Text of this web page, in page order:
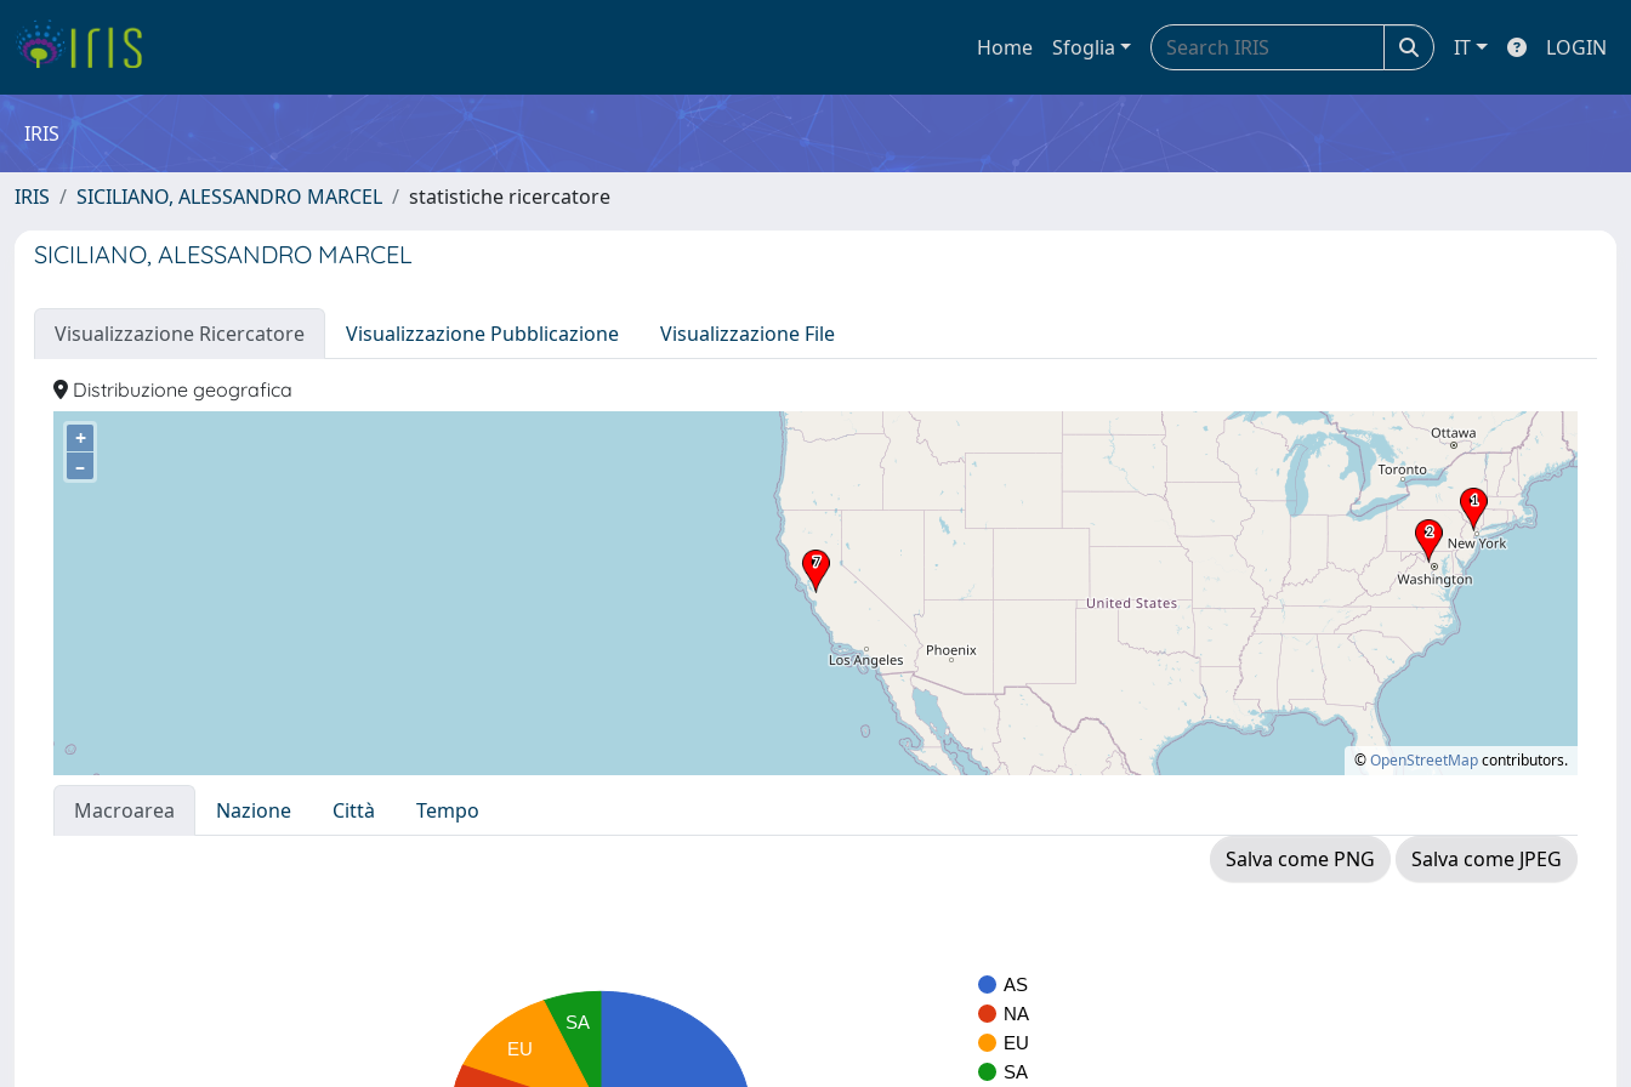
Home Sfoglia IT LOGIN
IRIS
IRIS SICILIANO, ALESSANDRO MARCEL statistiche ricercatore
SICILIANO, ALESSANDRO MARCEL
Visualizzazione Ricercatore Visualizzazione Pubblicazione Visualizzazione File
Distribuzione geografica
+
–
©OpenStreetMapcontributors.
Macroarea Nazione Città
Tempo
Salva come PNG
Salva come JPEG
AS
NA
EU
SA
SA
EU